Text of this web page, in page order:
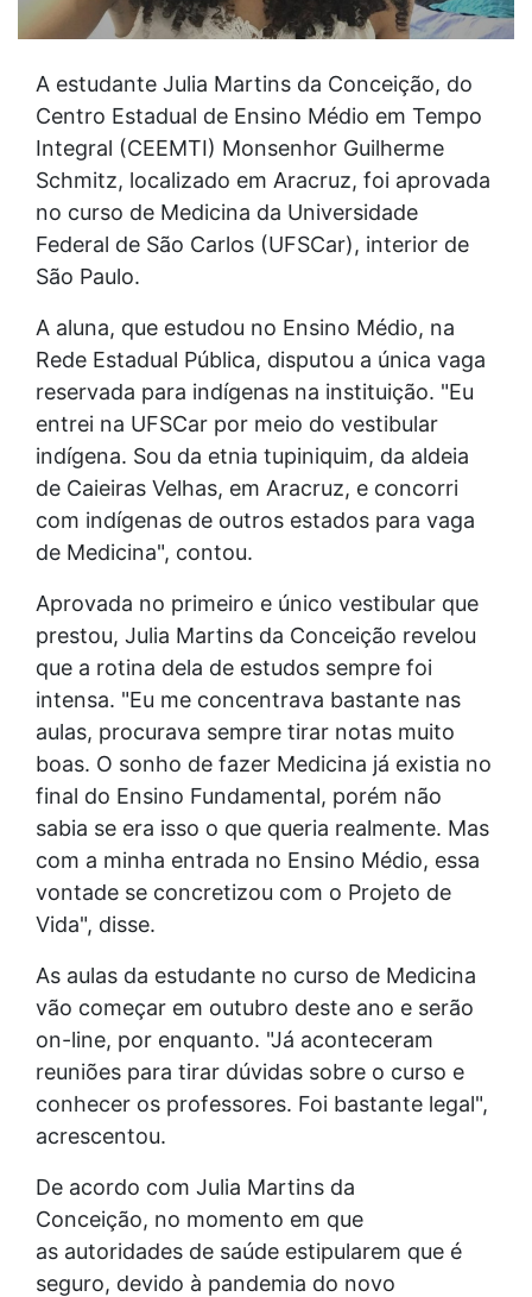
A estudante Julia Martins da Conceição, do
Centro Estadual de Ensino Médio em Tempo
Integral (CEEMTI) Monsenhor Guilherme
Schmitz, localizado em Aracruz, foi aprovada
no curso de Medicina da Universidade
Federal de São Carlos (UFSCar), interior de
São Paulo.
A aluna, que estudou no Ensino Médio, na
Rede Estadual Pública, disputou a única vaga
reservada para indígenas na instituição. "Eu
entrei na UFSCar por meio do vestibular
indígena. Sou da etnia tupiniquim, da aldeia
de Caieiras Velhas, em Aracruz, e concorri
com indígenas de outros estados para vaga
de Medicina", contou.
Aprovada no primeiro e único vestibular que
prestou, Julia Martins da Conceição revelou
que a rotina dela de estudos sempre foi
intensa. "Eu me concentrava bastante nas
aulas, procurava sempre tirar notas muito
boas. O sonho de fazer Medicina já existia no
final do Ensino Fundamental, porém não
sabia se era isso o que queria realmente. Mas
com a minha entrada no Ensino Médio, essa
vontade se concretizou com o Projeto de
Vida", disse.
As aulas da estudante no curso de Medicina
vão começar em outubro deste ano e serão
on-line, por enquanto. "Já aconteceram
reuniões para tirar dúvidas sobre o curso e
conhecer os professores. Foi bastante legal",
acrescentou.
De acordo com Julia Martins da
Conceição, no momento em que
as autoridades de saúde estipularem que é
seguro, devido à pandemia do novo